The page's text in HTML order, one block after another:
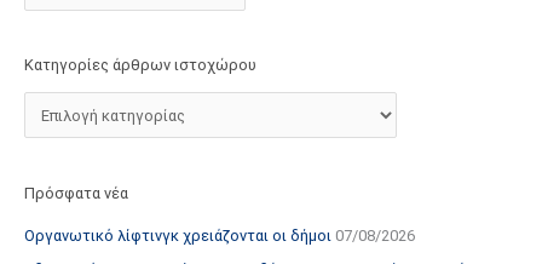
Κατηγορίες άρθρων ιστοχώρου
Πρόσφατα νέα
Οργανωτικό λίφτινγκ χρειάζονται οι δήμοι 07/08/2026